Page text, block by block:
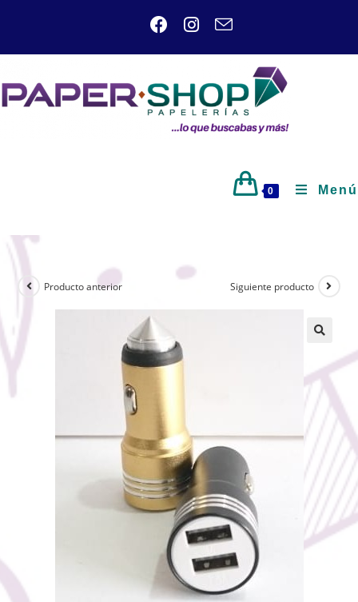
0 Menú
Producto anterior Siguiente producto